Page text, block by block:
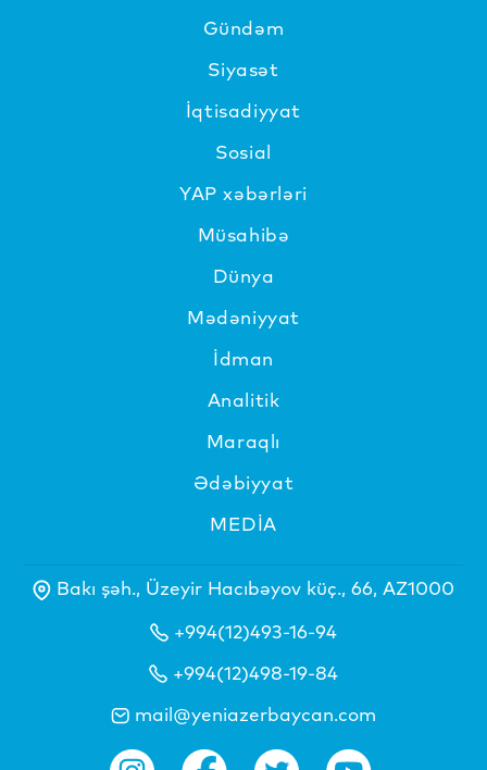
Gündəm
Siyasət
İqtisadiyyat
Sosial
YAP xəbərləri
Müsahibə
Dünya
Mədəniyyat
İdman
Analitik
Maraqlı
Ədəbiyyat
MEDİA
Bakı şəh., Üzeyir Hacıbəyov küç., 66, AZ1000
+994(12)493-16-94
+994(12)498-19-84
mail@yeniazerbaycan.com